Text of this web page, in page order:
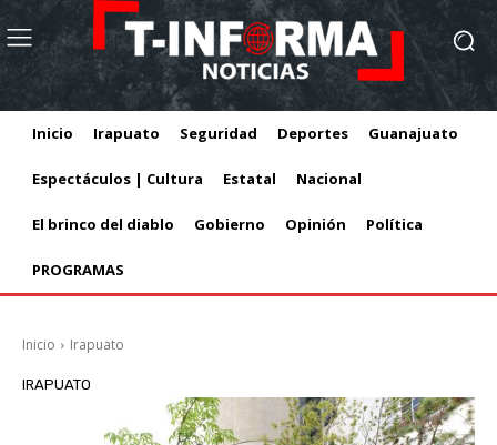
Inicio Irapuato Seguridad Deportes Guanajuato
Espectáculos | Cultura Estatal Nacional
El brinco del diablo Gobierno Opinión Política
PROGRAMAS
Inicio Irapuato
IRAPUATO